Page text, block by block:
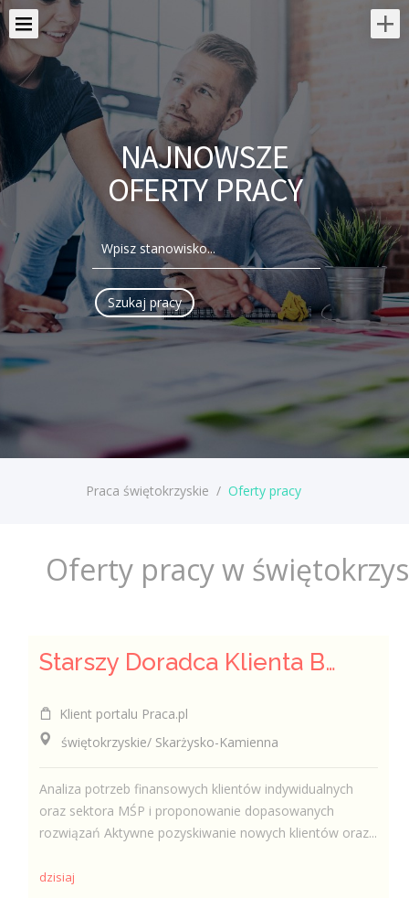
NAJNOWSZE
OFERTY PRACY
Praca świętokrzyskie / Oferty pracy
Oferty pracy w
Starszy Doradca Klienta Bankowego / Starsza Doradczyni Klienta Bankowego
Klient portalu Praca.pl
świętokrzyskie/ Skarżysko-Kamienna
Analiza potrzeb finansowych klientów indywidualnych
oraz sektora MŚP i proponowanie dopasowanych
rozwiązań Aktywne pozyskiwanie nowych klientów oraz...
dzisiaj